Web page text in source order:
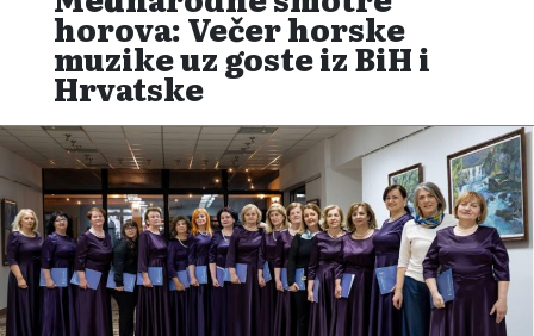
horova: Večer horske
muzike uz goste iz BiH i
Hrvatske